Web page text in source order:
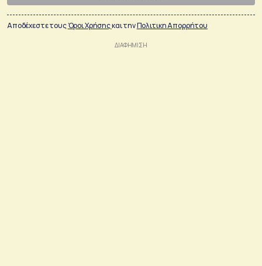
Αποδέχεστε τουςΌροι Χρήσηςκαι τηνΠολιτικη Απορρήτου